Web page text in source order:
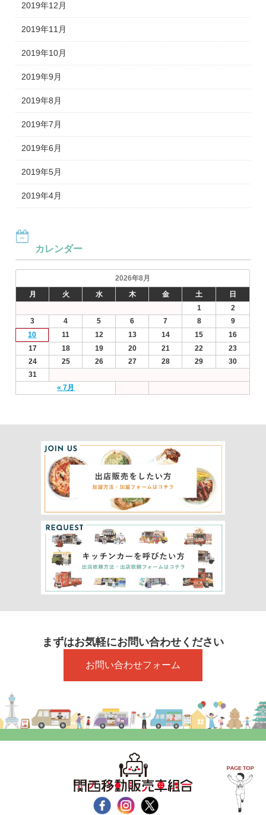
2019年12月
2019年11月
2019年10月
2019年9月
2019年8月
2019年7月
2019年6月
2019年5月
2019年4月
カレンダー
2026年8月
月
火 水 木 金 土 日
« 7月
1
2
3
4 5 6 7 8
9
10
11 12 13 14 15
16
17
18 19 20 21 22
23
24
25 26 27 28 29
30
31
まずはお気軽にお問い合わせください
お問い合わせフォーム